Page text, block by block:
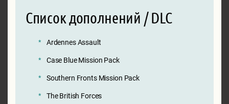
Список дополнений / DLC
Ardennes Assault
Case Blue Mission Pack
Southern Fronts Mission Pack
The British Forces